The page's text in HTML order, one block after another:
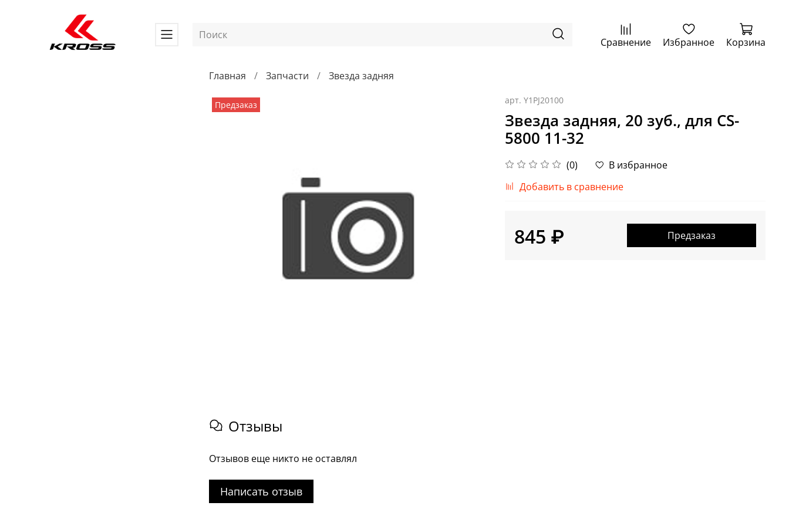
Сравнение Избранное Корзина
Главная Запчасти Звезда задняя
Предзаказ арт. Y1PJ20100
Звезда задняя, 20 зуб., для CS-
5800 11-32
(0)
В избранное
Добавить в сравнение
845 ₽ Предзаказ
Отзывы
Отзывов еще никто не оставлял
Написать отзыв